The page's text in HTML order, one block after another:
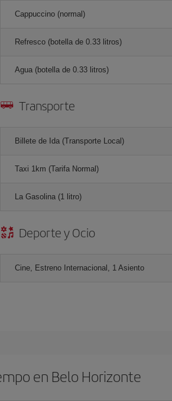
Cappuccino (normal)
Refresco (botella de 0.33 litros)
Agua (botella de 0.33 litros)
Transporte
Billete de Ida (Transporte Local)
Taxi 1km (Tarifa Normal)
La Gasolina (1 litro)
Deporte y Ocio
Cine, Estreno Internacional, 1 Asiento
en Belo Horizonte